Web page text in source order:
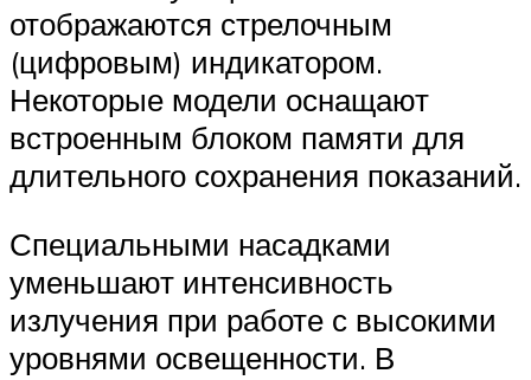
отображаются стрелочным
(цифровым) индикатором.
Некоторые модели оснащают
встроенным блоком памяти для
длительного сохранения показаний.
Специальными насадками
уменьшают интенсивность
излучения при работе с высокими
уровнями освещенности. В